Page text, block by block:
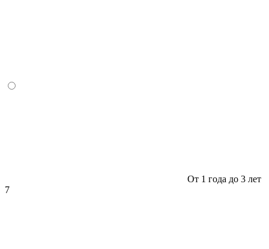
От 1 года до 3 лет
7